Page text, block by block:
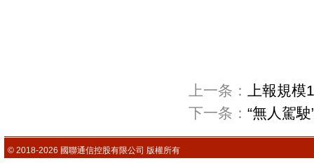
上一条： 上報規模
下一条： “無人駕
© 2018-2026 國聯通信控股有限公司 版權所有